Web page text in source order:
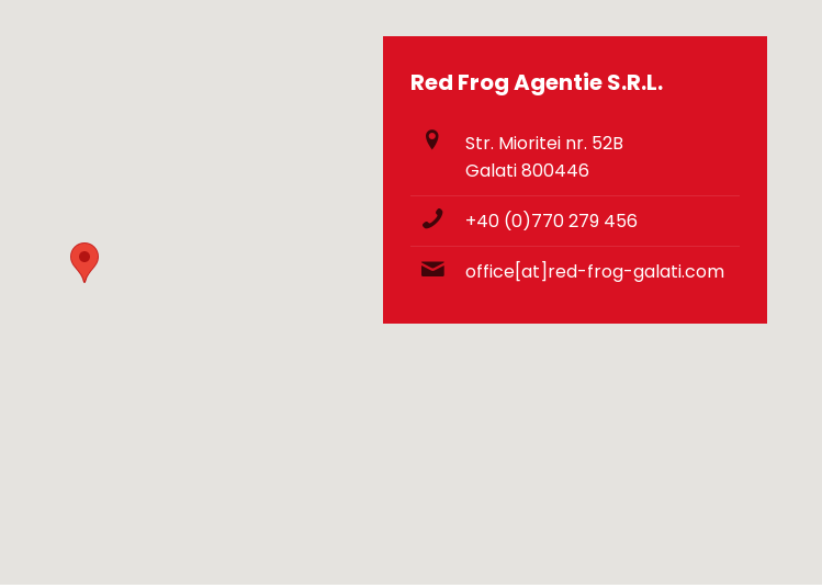
Red Frog Agentie S.R.L.
Str. Mioritei nr. 52B
Galati 800446
+40 (0)770 279 456
office[at]red-frog-galati.com